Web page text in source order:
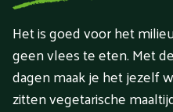
Het is goed voor het
geen vlees te eten. Met
dagen maak je het jezelf
zitten vegetarische